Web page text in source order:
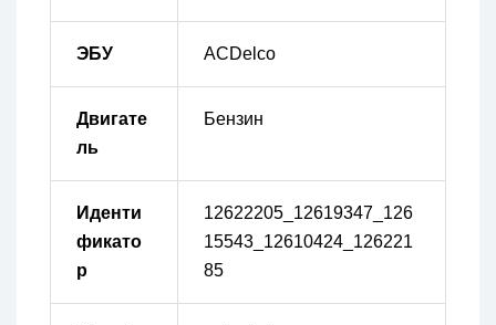
ЭБУ ACDelco
Двигате
ль
Бензин
Иденти
фикато
р
12622205_12619347_126
15543_12610424_126221
85